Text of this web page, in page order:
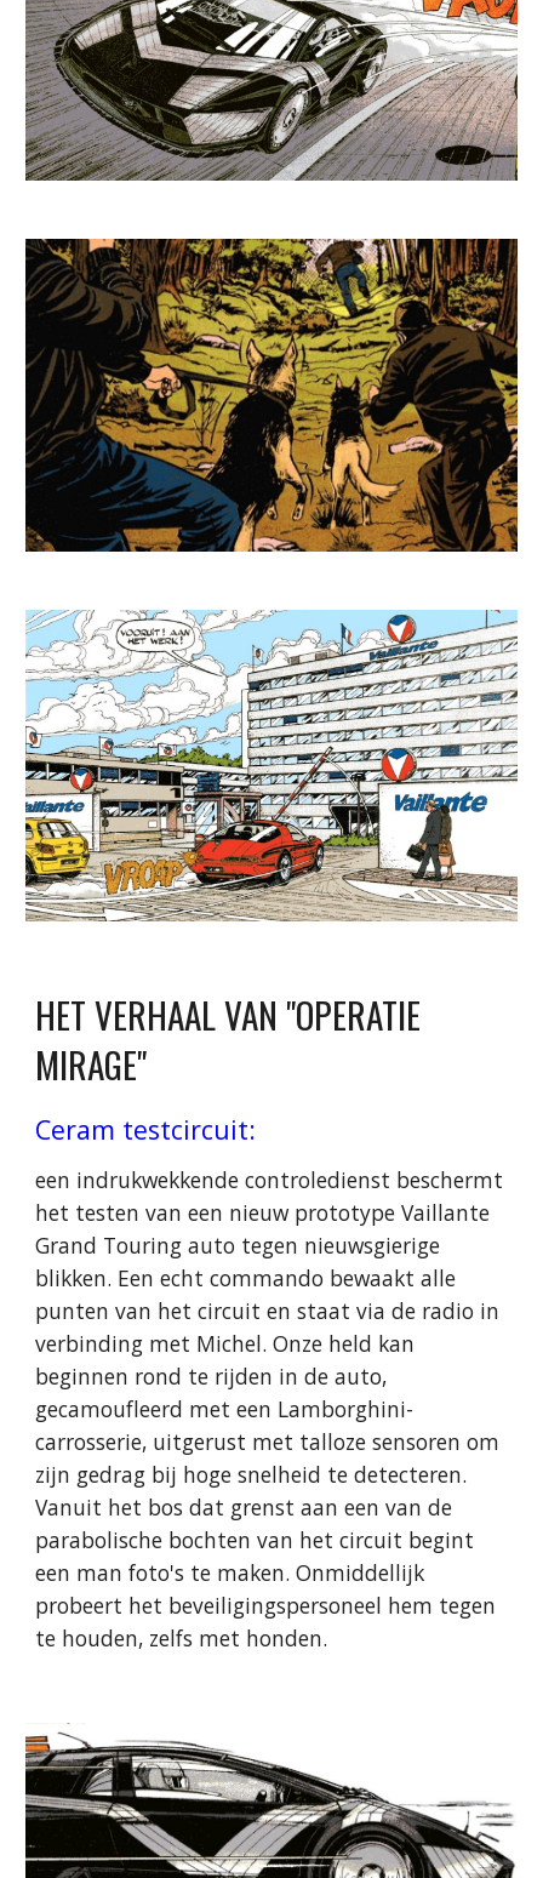
HET VERHAAL VAN "OPERATIE
MIRAGE"
Ceram testcircuit:
een indrukwekkende controledienst beschermt
het testen van een nieuw prototype Vaillante
Grand Touring auto tegen nieuwsgierige
blikken. Een echt commando bewaakt alle
punten van het circuit en staat via de radio in
verbinding met Michel. Onze held kan
beginnen rond te rijden in de auto,
gecamoufleerd met een Lamborghini-
carrosserie, uitgerust met talloze sensoren om
zijn gedrag bij hoge snelheid te detecteren.
Vanuit het bos dat grenst aan een van de
parabolische bochten van het circuit begint
een man foto's te maken. Onmiddellijk
probeert het beveiligingspersoneel hem tegen
te houden, zelfs met honden.